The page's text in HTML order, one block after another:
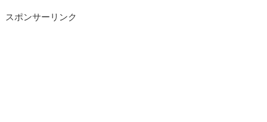
スポンサーリンク